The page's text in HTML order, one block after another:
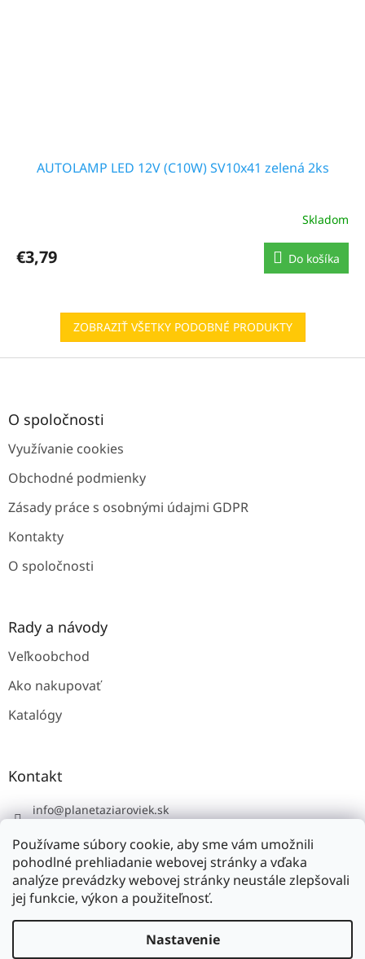
Používame súbory cookie, aby sme vám umožnili
pohodlné prehliadanie webovej stránky a vďaka
analýze prevádzky webovej stránky neustále zlepšovali
jej funkcie, výkon a použiteľnosť.
Nastavenie
AUTOLAMP LED 12V (C10W) SV10x41 zelená 2ks
Skladom
€3,79 Do košíka
ZOBRAZIŤ VŠETKY PODOBNÉ PRODUKTY
Z
O spoločnosti
Využívanie cookies
Obchodné podmienky
Zásady práce s osobnými údajmi GDPR
Kontakty
O spoločnosti
Rady a návody
Veľkoobchod
Ako nakupovať
Katalógy
Kontakt
info@planetaziaroviek.sk